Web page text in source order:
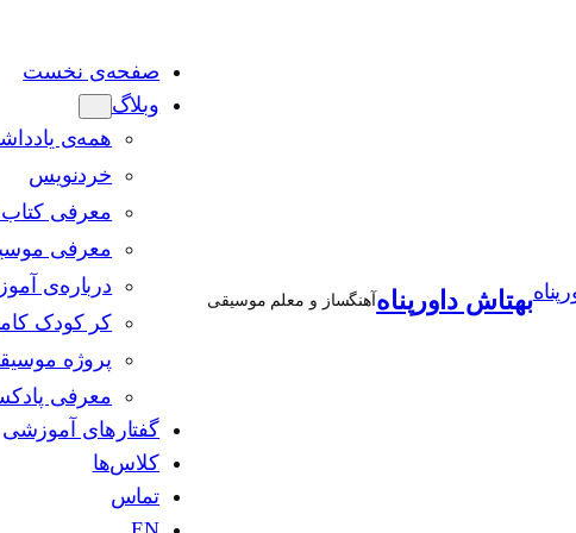
بهتاش داورپناهآهنگساز و معلم موسیقی
صفحه‌ی نخست
وبلاگ
همه‌ی
خردنویس
معرفی
معرفی
درباره‌ی
کر کودک
پروژه
معرفی
گفتارهای آموزشی
کلاس‌ها
تماس